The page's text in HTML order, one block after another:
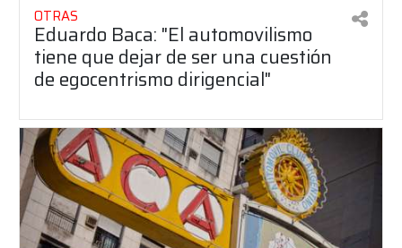
OTRAS
Eduardo Baca: "El automovilismo
tiene que dejar de ser una cuestión
de egocentrismo dirigencial"